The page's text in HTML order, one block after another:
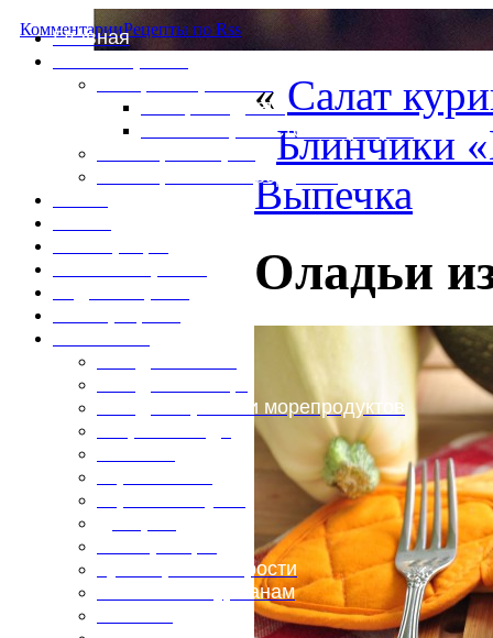
Главная
Специи и диета
Каталог пряностей и приправ
Таблица массы продуктов
Блюда из рыбы и морепродуктов
Кулинарные хитрости
Маленьким гурманам
КомментарииРецепты по Rss
« Салат
Блинчики
Выпечка
Оладьи